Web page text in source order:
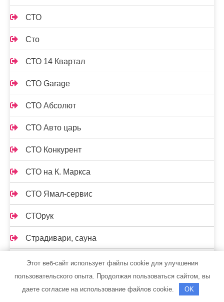
СТО
Сто
СТО 14 Квартал
СТО Garage
СТО Абсолют
СТО Авто царь
СТО Конкурент
СТО на К. Маркса
СТО Ямал-сервис
СТОрук
Страдивари, сауна
Стрельнинские бани
Стс-автомобили, официальный дилер Mercedes-
Benz
Этот веб-сайт использует файлы cookie для улучшения
пользовательского опыта. Продолжая пользоваться сайтом, вы
даете согласие на использование файлов cookie.
OK